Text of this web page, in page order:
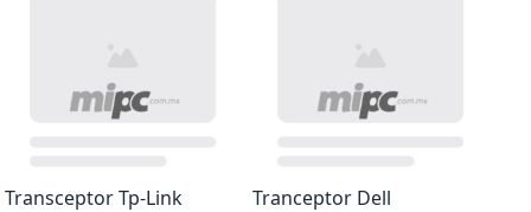
Transceptor Tp-Link
Tranceptor Dell